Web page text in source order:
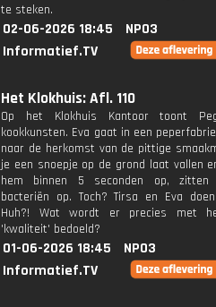
te steken.
02-06-2026 18:45
NPO3
Informatief.TV
Het Klokhuis: Afl. 110
Op het Klokhuis Kantoor toont
kookkunsten. Eva gaat in een
naar de herkomst van de pittige
je een snoepje op de grond laat vallen
hem binnen 5 seconden op,
bacteriën op. Toch? Tirsa en Eva
Huh?! Wat wordt er precies met
'kwaliteit' bedoeld?
01-06-2026 18:45
NPO3
Informatief.TV